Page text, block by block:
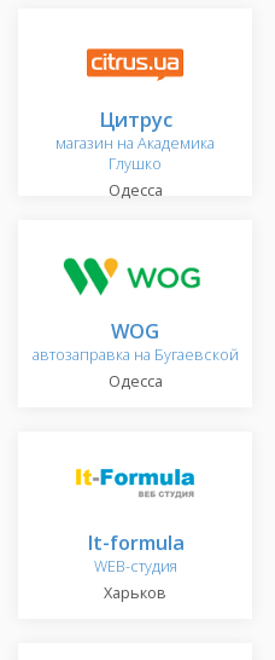
Цитрус
магазин на Академика
Глушко
Одесса
WOG
автозаправка на Бугаевской
Одесса
It-formula
WEB-студия
Харьков